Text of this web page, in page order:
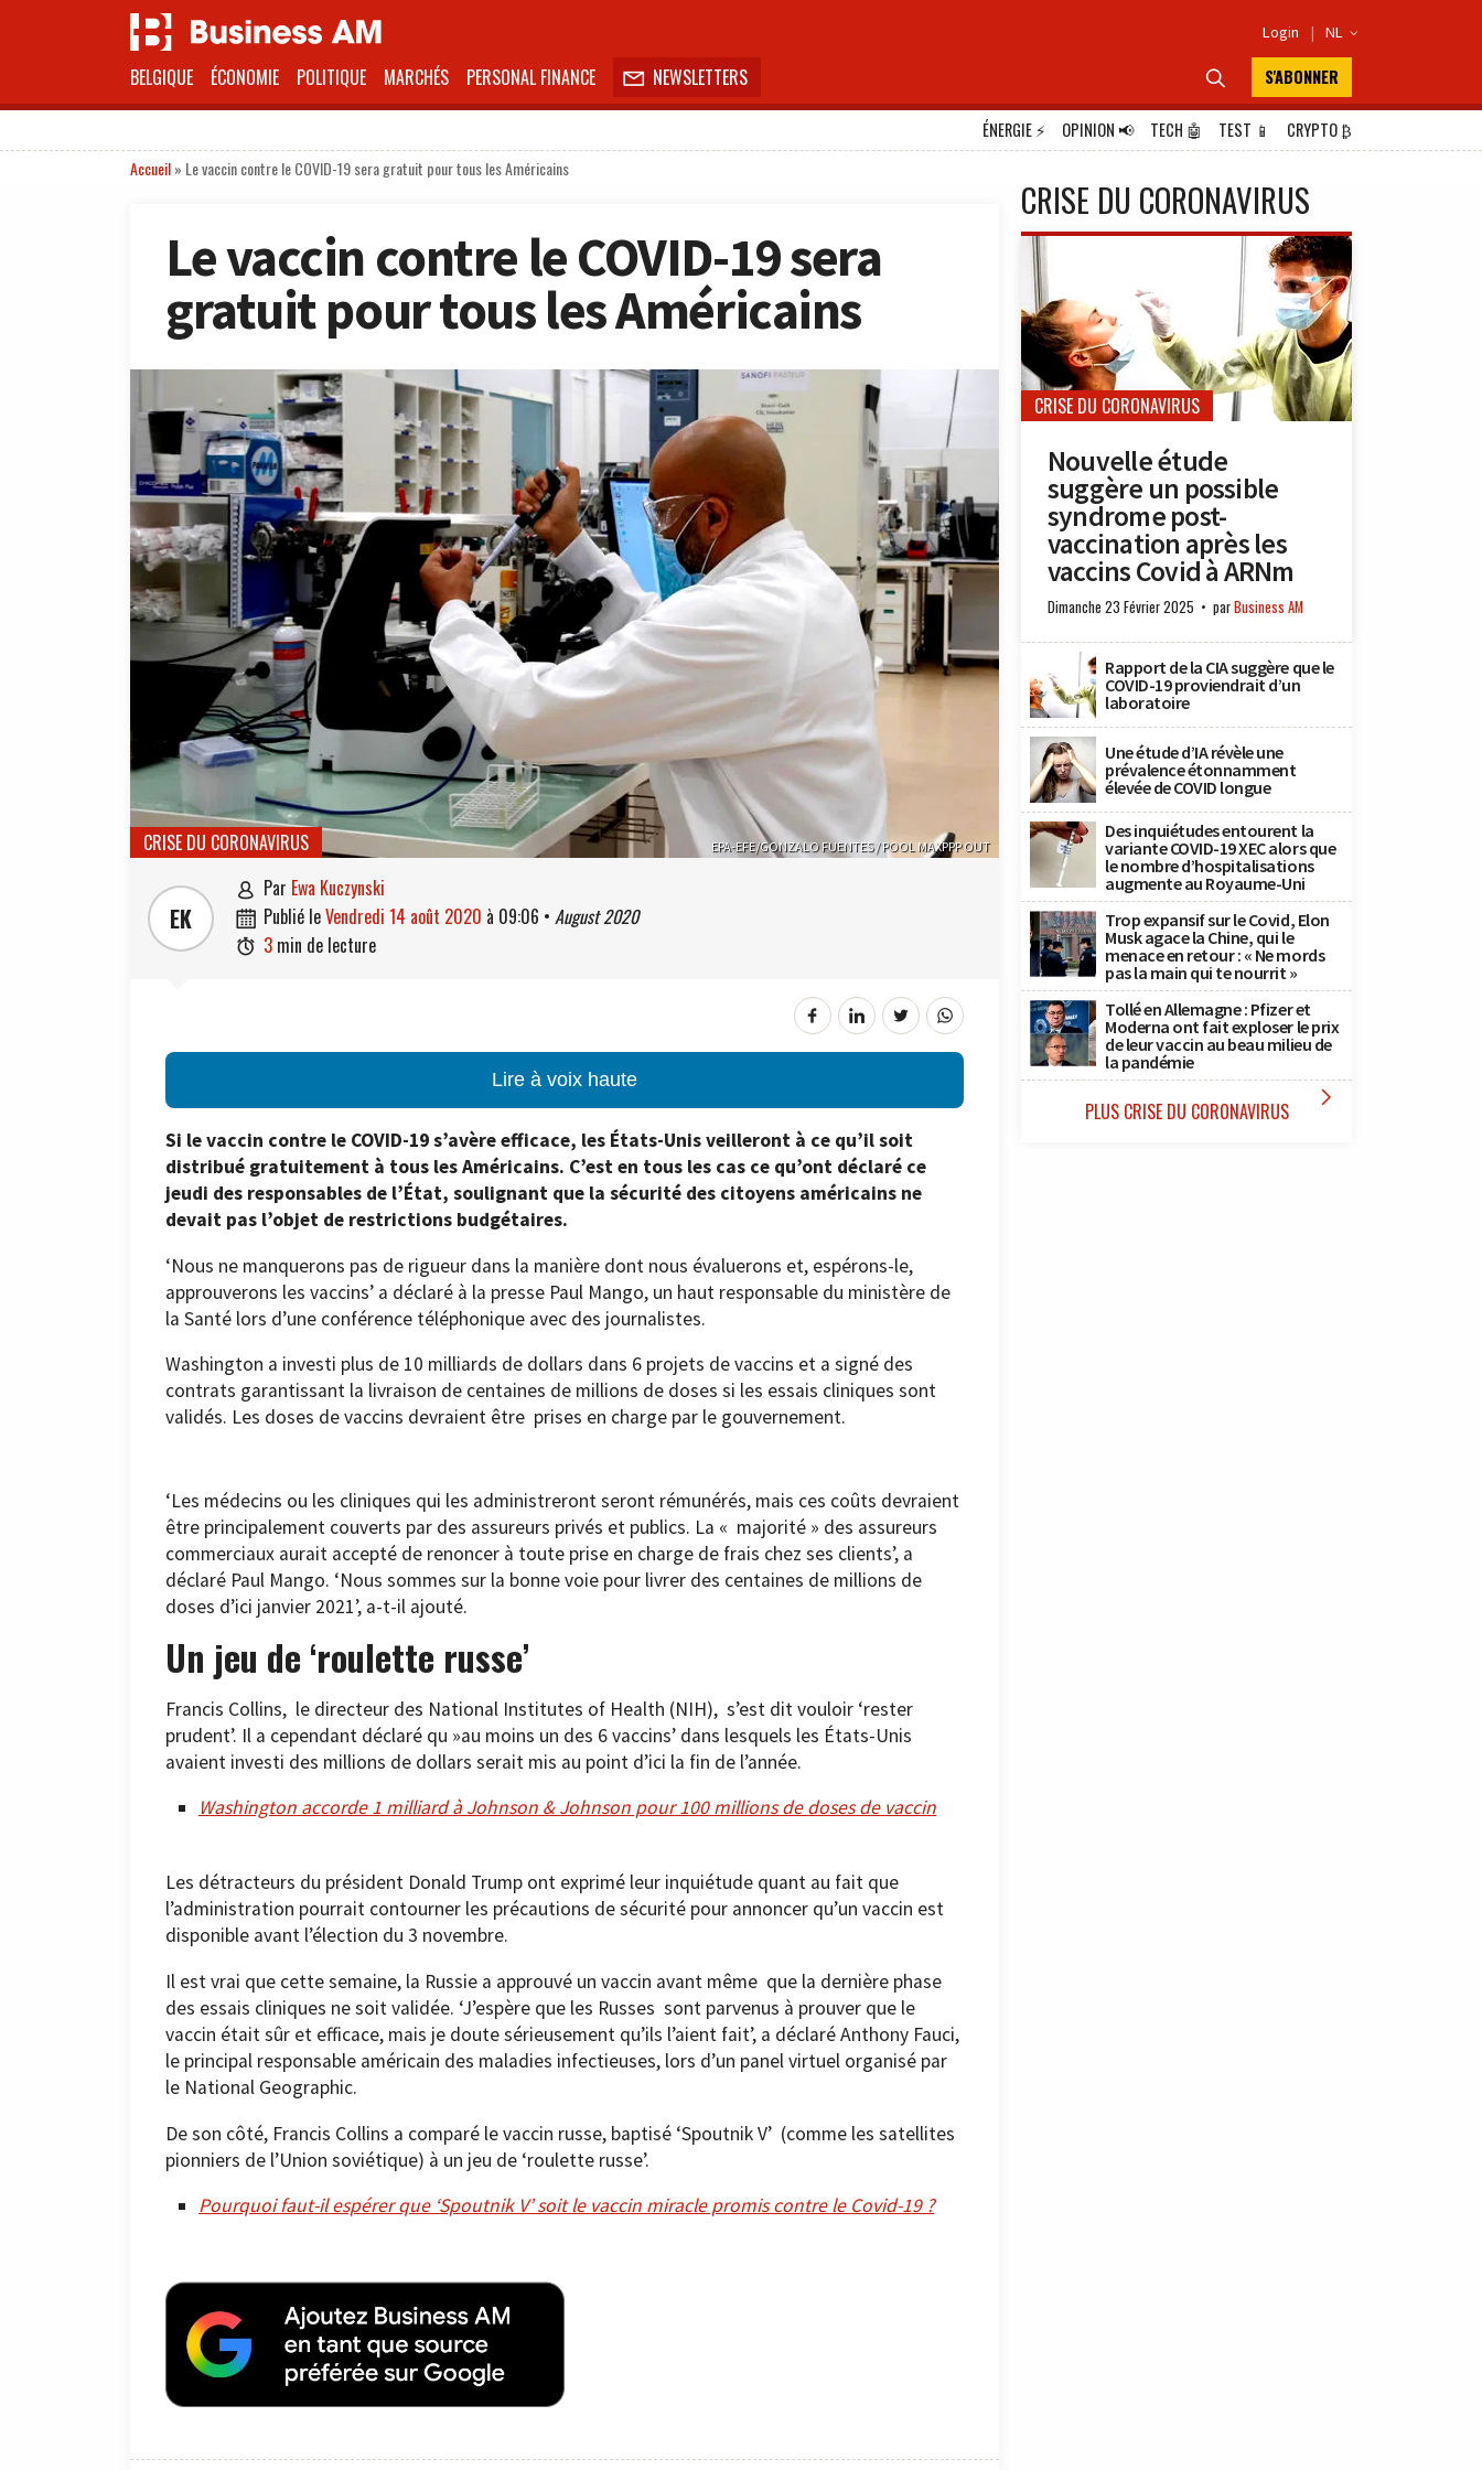
Login | NL 
BELGIQUE ÉCONOMIE POLITIQUE MARCHÉS PERSONAL FINANCE  NEWSLETTERS  S'ABONNER
ÉNERGIE⚡ OPINION📢 TECH 🤖 TEST 📱 CRYPTO₿
Accueil» Le vaccin contre le COVID-19 sera gratuit pour tous les Américains
Le vaccin contre le COVID-19 sera
gratuit pour tous les Américains
EPA-EFE/GONZALO FUENTES / POOL MAXPPP OUT
CRISE DU CORONAVIRUS
EK
 par Ewa Kuczynski
 publié le vendredi 14 août 2020 à 09:06 • August 2020
 3 min de lecture
Lire à voix haute
Si le vaccin contre le COVID-19 s’avère efficace, les États-Unis veilleront à ce qu’il soit
distribué gratuitement à tous les Américains. C’est en tous les cas ce qu’ont déclaré ce
jeudi des responsables de l’État, soulignant que la sécurité des citoyens américains ne
devait pas l’objet de restrictions budgétaires.
‘Nous ne manquerons pas de rigueur dans la manière dont nous évaluerons et, espérons-le,
approuverons les vaccins’ a déclaré à la presse Paul Mango, un haut responsable du ministère de
la Santé lors d’une conférence téléphonique avec des journalistes.
Washington a investi plus de 10 milliards de dollars dans 6 projets de vaccins et a signé des
contrats garantissant la livraison de centaines de millions de doses si les essais cliniques sont
validés. Les doses de vaccins devraient être prises en charge par le gouvernement.
‘Les médecins ou les cliniques qui les administreront seront rémunérés, mais ces coûts devraient
être principalement couverts par des assureurs privés et publics. La « majorité » des assureurs
commerciaux aurait accepté de renoncer à toute prise en charge de frais chez ses clients’, a
déclaré Paul Mango. ‘Nous sommes sur la bonne voie pour livrer des centaines de millions de
doses d’ici janvier 2021’, a-t-il ajouté.
Un jeu de ‘roulette russe’
Francis Collins, le directeur des National Institutes of Health (NIH), s’est dit vouloir ‘rester
prudent’. Il a cependant déclaré qu »au moins un des 6 vaccins’ dans lesquels les États-Unis
avaient investi des millions de dollars serait mis au point d’ici la fin de l’année.
Washington accorde 1 milliard à Johnson & Johnson pour 100 millions de doses de vaccin
Les détracteurs du président Donald Trump ont exprimé leur inquiétude quant au fait que
l’administration pourrait contourner les précautions de sécurité pour annoncer qu’un vaccin est
disponible avant l’élection du 3 novembre.
Il est vrai que cette semaine, la Russie a approuvé un vaccin avant même que la dernière phase
des essais cliniques ne soit validée. ‘J’espère que les Russes sont parvenus à prouver que le
vaccin était sûr et efficace, mais je doute sérieusement qu’ils l’aient fait’, a déclaré Anthony Fauci,
le principal responsable américain des maladies infectieuses, lors d’un panel virtuel organisé par
le National Geographic.
De son côté, Francis Collins a comparé le vaccin russe, baptisé ‘Spoutnik V’ (comme les satellites
pionniers de l’Union soviétique) à un jeu de ‘roulette russe’.
Pourquoi faut-il espérer que ‘Spoutnik V’ soit le vaccin miracle promis contre le Covid-19 ?
CRISE DU CORONAVIRUS
CRISE DU CORONAVIRUS
Nouvelle étude
suggère un possible
syndrome post-
vaccination après les
vaccins Covid à ARNm
Dimanche 23 Février 2025 parBusiness AM
Rapport de la CIA suggère que le
COVID-19 proviendrait d’un
laboratoire
Une étude d’IA révèle une
prévalence étonnamment
élevée de COVID longue
Des inquiétudes entourent la
variante COVID-19 XEC alors que
le nombre d’hospitalisations
augmente au Royaume-Uni
Trop expansif sur le Covid, Elon
Musk agace la Chine, qui le
menace en retour : « Ne mords
pas la main qui te nourrit »
Tollé en Allemagne : Pfizer et
Moderna ont fait exploser le prix
de leur vaccin au beau milieu de
la pandémie
PLUS CRISE DU CORONAVIRUS 